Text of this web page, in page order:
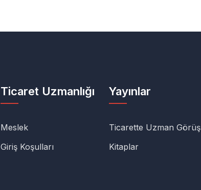
Ticaret Uzmanlığı
Meslek
Giriş Koşulları
Yayınlar
Ticarette Uzman Görüş
Kitaplar